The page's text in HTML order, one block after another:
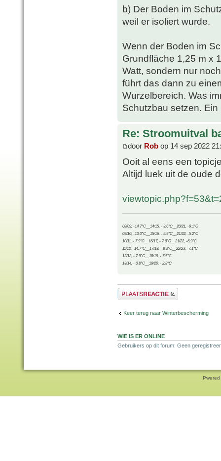
b) Der Boden im
weil er isoliert wurde.
Wenn der Boden im
Grundfläche 1,25 m x
Watt, sondern nur
führt das dann zu
Wurzelbereich. Was
Schutzbau setzen.
Re: Stroomuitval
door Rob op 14 sep 2022
Ooit al eens een
Altijd luek uit de oude
08/09, -14.7°C__14/15, - 3.6°C__20/21, -9.1°C
09/10, -10.0°C__15/16, - 5.9°C__21/22, -5.2°C
10/11, - 7.9°C__16/17, - 7.9°C__21/22, -6.9°C
11/12, -14.7°C__17/18, - 8.3°C__22/23, -7.1°C
12/13, - 7.9°C__18/19, - 7.5°C
13/14, - 0.8°C__19/20, - 2.8°C
Plaats een reactie
Keer terug naar Winterbescherming
WIE IS ER ONLINE
Gebruikers op dit forum: Geen